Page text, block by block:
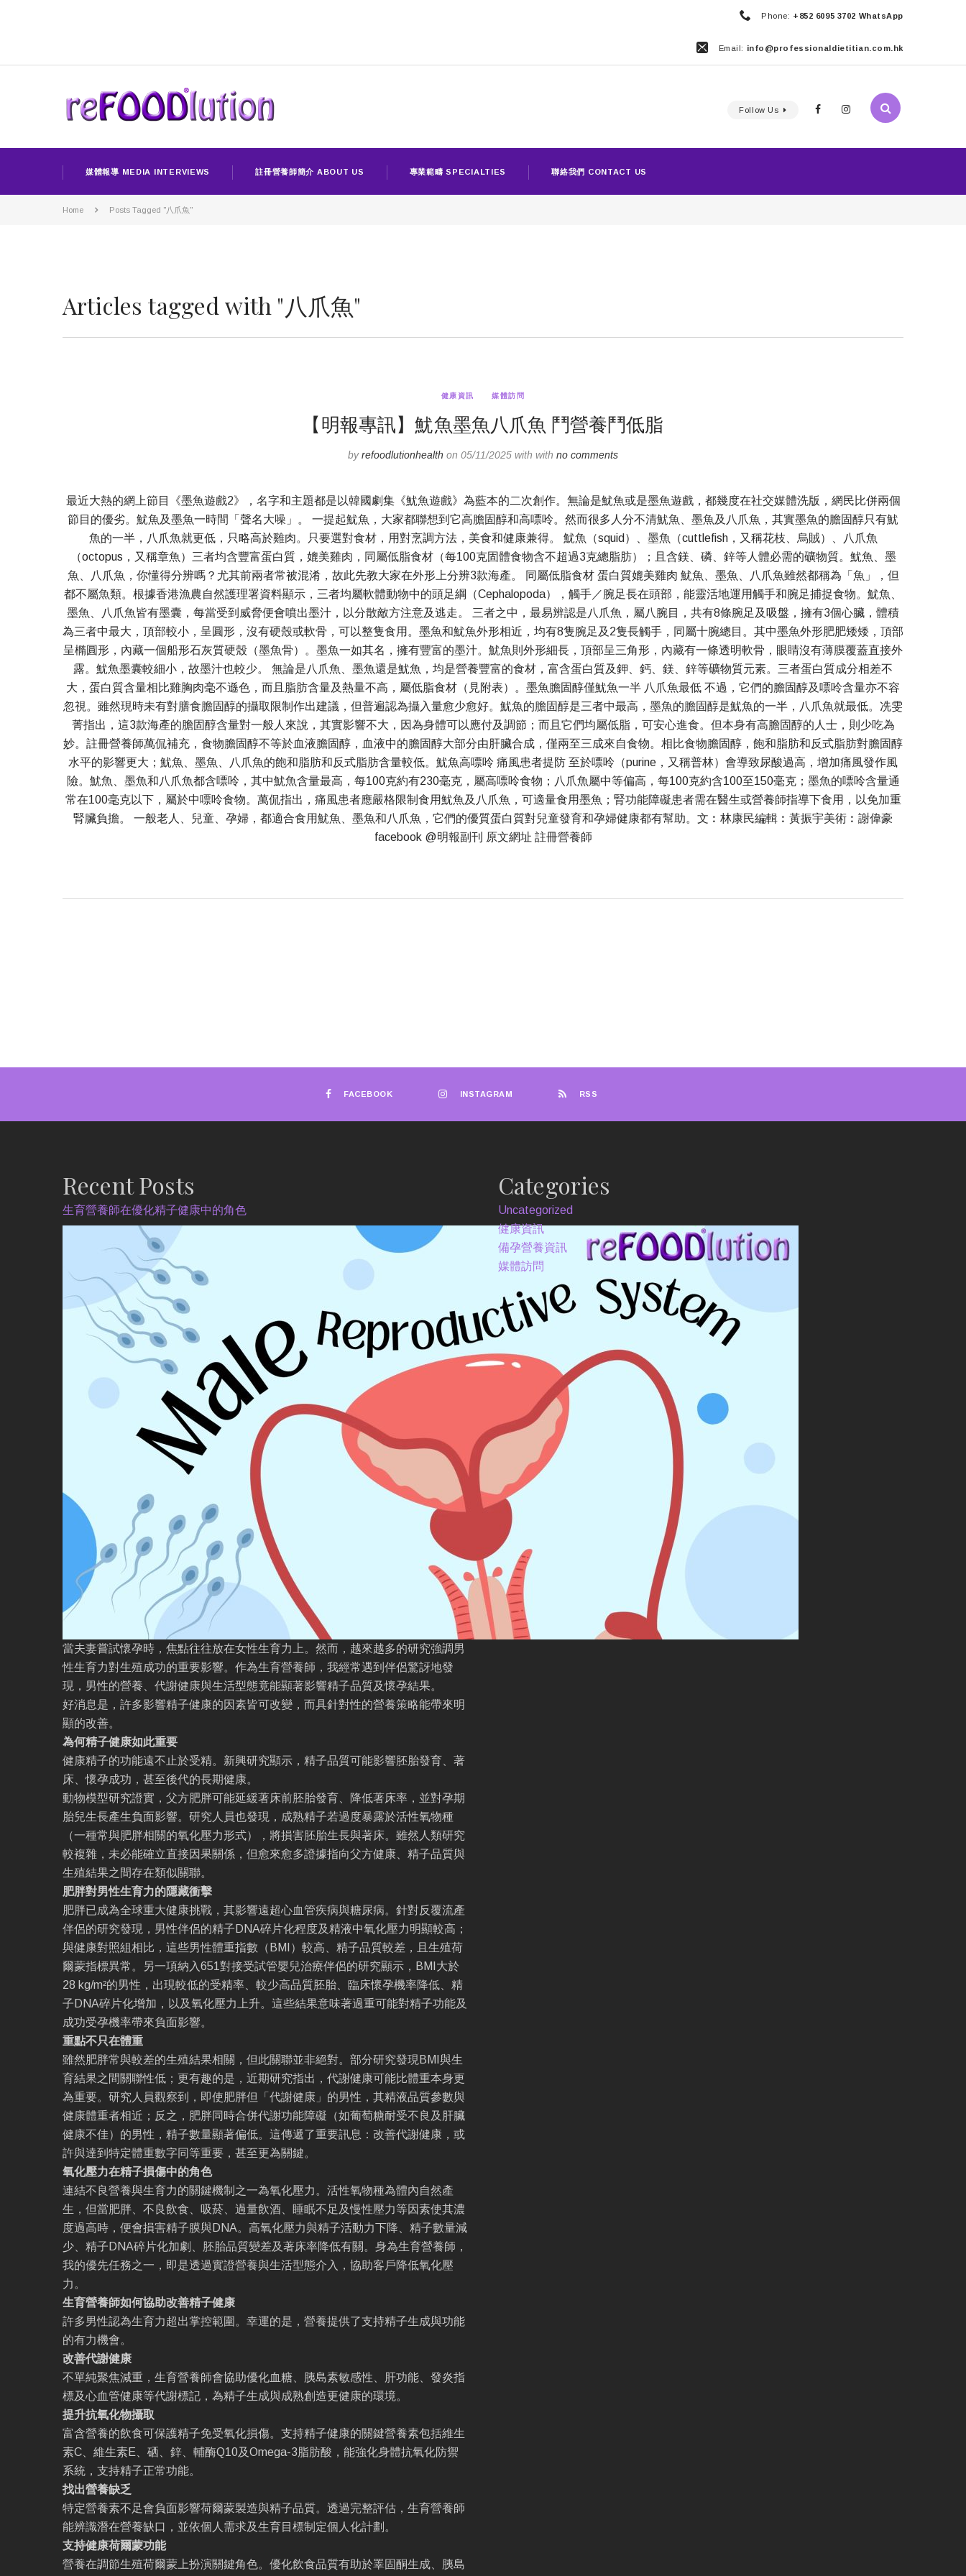
Phone: +852 6095 3702 WhatsApp
Email: info@professionaldietitian.com.hk
Follow Us
媒體報導 MEDIA INTERVIEWS 註冊營養師簡介 ABOUT US 專業範疇 SPECIALTIES 聯絡我們 CONTACT US
Home Posts Tagged "八爪魚"
Articles tagged with "八爪魚"
健康資訊 媒體訪問
【明報專訊】魷魚墨魚八爪魚 鬥營養鬥低脂
byrefoodlutionhealth on 05/11/2025 with with no comments
最近大熱的網上節目《墨魚遊戲2》，名字和主題都是以韓國劇集《魷魚遊戲》為藍本的二次創作。無論是魷魚或是墨魚遊戲，都幾度在社交媒體洗版，網民比併兩個
節目的優劣。魷魚及墨魚一時間「聲名大噪」。 一提起魷魚，大家都聯想到它高膽固醇和高嘌呤。然而很多人分不清魷魚、墨魚及八爪魚，其實墨魚的膽固醇只有魷
魚的一半，八爪魚就更低，只略高於雞肉。只要選對食材，用對烹調方法，美食和健康兼得。 魷魚（squid）、墨魚（cuttlefish，又稱花枝、烏賊）、八爪魚
（octopus，又稱章魚）三者均含豐富蛋白質，媲美雞肉，同屬低脂食材（每100克固體食物含不超過3克總脂肪）；且含鎂、磷、鋅等人體必需的礦物質。魷魚、墨
魚、八爪魚，你懂得分辨嗎？尤其前兩者常被混淆，故此先教大家在外形上分辨3款海產。 同屬低脂食材 蛋白質媲美雞肉 魷魚、墨魚、八爪魚雖然都稱為「魚」，但
都不屬魚類。根據香港漁農自然護理署資料顯示，三者均屬軟體動物中的頭足綱（Cephalopoda），觸手／腕足長在頭部，能靈活地運用觸手和腕足捕捉食物。魷魚、
墨魚、八爪魚皆有墨囊，每當受到威脅便會噴出墨汁，以分散敵方注意及逃走。 三者之中，最易辨認是八爪魚，屬八腕目，共有8條腕足及吸盤，擁有3個心臟，體積
為三者中最大，頂部較小，呈圓形，沒有硬殼或軟骨，可以整隻食用。墨魚和魷魚外形相近，均有8隻腕足及2隻長觸手，同屬十腕總目。其中墨魚外形肥肥矮矮，頂部
呈橢圓形，內藏一個船形石灰質硬殼（墨魚骨）。墨魚一如其名，擁有豐富的墨汁。魷魚則外形細長，頂部呈三角形，內藏有一條透明軟骨，眼睛沒有薄膜覆蓋直接外
露。魷魚墨囊較細小，故墨汁也較少。 無論是八爪魚、墨魚還是魷魚，均是營養豐富的食材，富含蛋白質及鉀、鈣、鎂、鋅等礦物質元素。三者蛋白質成分相差不
大，蛋白質含量相比雞胸肉毫不遜色，而且脂肪含量及熱量不高，屬低脂食材（見附表）。墨魚膽固醇僅魷魚一半 八爪魚最低 不過，它們的膽固醇及嘌呤含量亦不容
忽視。雖然現時未有對膳食膽固醇的攝取限制作出建議，但普遍認為攝入量愈少愈好。魷魚的膽固醇是三者中最高，墨魚的膽固醇是魷魚的一半，八爪魚就最低。冼雯
菁指出，這3款海產的膽固醇含量對一般人來說，其實影響不大，因為身體可以應付及調節；而且它們均屬低脂，可安心進食。但本身有高膽固醇的人士，則少吃為
妙。註冊營養師萬侃補充，食物膽固醇不等於血液膽固醇，血液中的膽固醇大部分由肝臟合成，僅兩至三成來自食物。相比食物膽固醇，飽和脂肪和反式脂肪對膽固醇
水平的影響更大；魷魚、墨魚、八爪魚的飽和脂肪和反式脂肪含量較低。魷魚高嘌呤 痛風患者提防 至於嘌呤（purine，又稱普林）會導致尿酸過高，增加痛風發作風
險。魷魚、墨魚和八爪魚都含嘌呤，其中魷魚含量最高，每100克約有230毫克，屬高嘌呤食物；八爪魚屬中等偏高，每100克約含100至150毫克；墨魚的嘌呤含量通
常在100毫克以下，屬於中嘌呤食物。萬侃指出，痛風患者應嚴格限制食用魷魚及八爪魚，可適量食用墨魚；腎功能障礙患者需在醫生或營養師指導下食用，以免加重
腎臟負擔。 一般老人、兒童、孕婦，都適合食用魷魚、墨魚和八爪魚，它們的優質蛋白質對兒童發育和孕婦健康都有幫助。文︰林康民編輯︰黃振宇美術︰謝偉豪
facebook @明報副刊 原文網址 註冊營養師
FACEBOOK INSTAGRAM RSS
Recent Posts
生育營養師在優化精子健康中的角色
當夫妻嘗試懷孕時，焦點往往放在女性生育力上。然而，越來越多的研究強調男
性生育力對生殖成功的重要影響。作為生育營養師，我經常遇到伴侶驚訝地發
現，男性的營養、代謝健康與生活型態竟能顯著影響精子品質及懷孕結果。
好消息是，許多影響精子健康的因素皆可改變，而具針對性的營養策略能帶來明
顯的改善。
為何精子健康如此重要
健康精子的功能遠不止於受精。新興研究顯示，精子品質可能影響胚胎發育、著
床、懷孕成功，甚至後代的長期健康。
動物模型研究證實，父方肥胖可能延緩著床前胚胎發育、降低著床率，並對孕期
胎兒生長產生負面影響。研究人員也發現，成熟精子若過度暴露於活性氧物種
（一種常與肥胖相關的氧化壓力形式），將損害胚胎生長與著床。雖然人類研究
較複雜，未必能確立直接因果關係，但愈來愈多證據指向父方健康、精子品質與
生殖結果之間存在類似關聯。
肥胖對男性生育力的隱藏衝擊
肥胖已成為全球重大健康挑戰，其影響遠超心血管疾病與糖尿病。針對反覆流產
伴侶的研究發現，男性伴侶的精子DNA碎片化程度及精液中氧化壓力明顯較高；
與健康對照組相比，這些男性體重指數（BMI）較高、精子品質較差，且生殖荷
爾蒙指標異常。另一項納入651對接受試管嬰兒治療伴侶的研究顯示，BMI大於
28 kg/m²的男性，出現較低的受精率、較少高品質胚胎、臨床懷孕機率降低、精
子DNA碎片化增加，以及氧化壓力上升。這些結果意味著過重可能對精子功能及
成功受孕機率帶來負面影響。
重點不只在體重
雖然肥胖常與較差的生殖結果相關，但此關聯並非絕對。部分研究發現BMI與生
育結果之間關聯性低；更有趣的是，近期研究指出，代謝健康可能比體重本身更
為重要。研究人員觀察到，即使肥胖但「代謝健康」的男性，其精液品質參數與
健康體重者相近；反之，肥胖同時合併代謝功能障礙（如葡萄糖耐受不良及肝臟
健康不佳）的男性，精子數量顯著偏低。這傳遞了重要訊息：改善代謝健康，或
許與達到特定體重數字同等重要，甚至更為關鍵。
氧化壓力在精子損傷中的角色
連結不良營養與生育力的關鍵機制之一為氧化壓力。活性氧物種為體內自然產
生，但當肥胖、不良飲食、吸菸、過量飲酒、睡眠不足及慢性壓力等因素使其濃
度過高時，便會損害精子膜與DNA。高氧化壓力與精子活動力下降、精子數量減
少、精子DNA碎片化加劇、胚胎品質變差及著床率降低有關。身為生育營養師，
我的優先任務之一，即是透過實證營養與生活型態介入，協助客戶降低氧化壓
力。
生育營養師如何協助改善精子健康
許多男性認為生育力超出掌控範圍。幸運的是，營養提供了支持精子生成與功能
的有力機會。
改善代謝健康
不單純聚焦減重，生育營養師會協助優化血糖、胰島素敏感性、肝功能、發炎指
標及心血管健康等代謝標記，為精子生成與成熟創造更健康的環境。
提升抗氧化物攝取
富含營養的飲食可保護精子免受氧化損傷。支持精子健康的關鍵營養素包括維生
素C、維生素E、硒、鋅、輔酶Q10及Omega-3脂肪酸，能強化身體抗氧化防禦
系統，支持精子正常功能。
找出營養缺乏
特定營養素不足會負面影響荷爾蒙製造與精子品質。透過完整評估，生育營養師
能辨識潛在營養缺口，並依個人需求及生育目標制定個人化計劃。
支持健康荷爾蒙功能
營養在調節生殖荷爾蒙上扮演關鍵角色。優化飲食品質有助於睪固酮生成、胰島
Categories
Uncategorized
健康資訊
備孕營養資訊
媒體訪問